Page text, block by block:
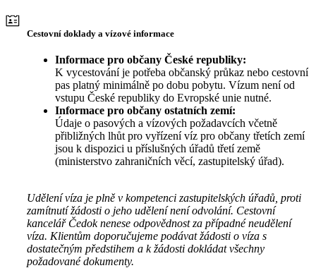
Cestovní doklady a vízové informace
Informace pro občany České republiky:
K vycestování je potřeba občanský průkaz nebo cestovní
pas platný minimálně po dobu pobytu. Vízum není od
vstupu České republiky do Evropské unie nutné.
Informace pro občany ostatních zemí:
Údaje o pasových a vízových požadavcích včetně
přibližných lhůt pro vyřízení víz pro občany třetích zemí
jsou k dispozici u příslušných úřadů třetí země
(ministerstvo zahraničních věcí, zastupitelský úřad).
Udělení víza je plně v kompetenci zastupitelských úřadů, proti
zamítnutí žádosti o jeho udělení není odvolání. Cestovní
kancelář Čedok nenese odpovědnost za případné neudělení
víza. Klientům doporučujeme podávat žádosti o víza s
dostatečným předstihem a k žádosti dokládat všechny
požadované dokumenty.